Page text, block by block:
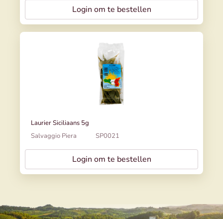
Login om te bestellen
Laurier Siciliaans 5g
Salvaggio Piera
SP0021
Login om te bestellen